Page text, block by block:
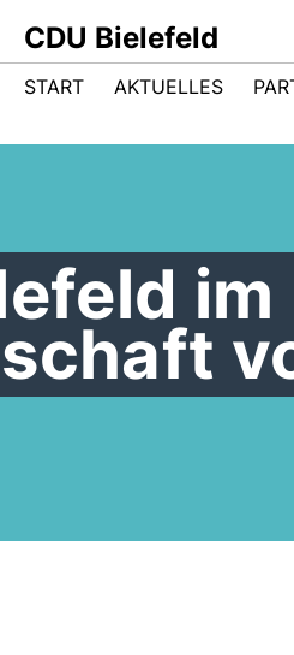
CDU Bielefeld
START AKTUELLES